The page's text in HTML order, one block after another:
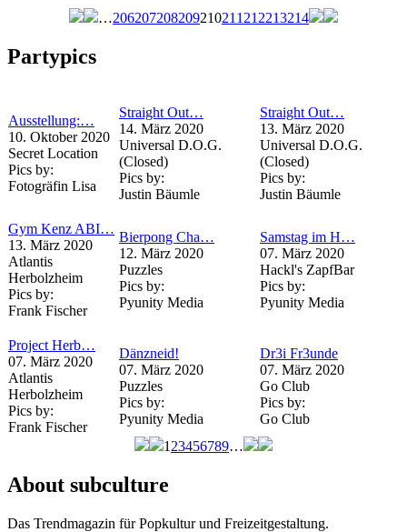
…206207208209210211 212213214
Partypics
Ausstellung:…
10. Oktober 2020
Secret Location
Pics by:
Fotogräfin Lisa
Straight Out…
14. März 2020
Universal D.O.G.
(Closed)
Pics by:
Justin Bäumle
Straight Out…
13. März 2020
Universal D.O.G.
(Closed)
Pics by:
Justin Bäumle
Gym Kenz ABI…
13. März 2020
Atlantis
Herbolzheim
Pics by:
Frank Fischer
Bierpong Cha…
12. März 2020
Puzzles
Pics by:
Pyunity Media
Samstag im H…
07. März 2020
Hackl's ZapfBar
Pics by:
Pyunity Media
Project Herb…
07. März 2020
Atlantis
Herbolzheim
Pics by:
Frank Fischer
Dänzneid!
07. März 2020
Puzzles
Pics by:
Pyunity Media
Dr3i Fr3unde
07. März 2020
Go Club
Pics by:
Go Club
1 23456789…
About subculture
Das Trendmagazin für Popkultur und Freizeitgestaltung.